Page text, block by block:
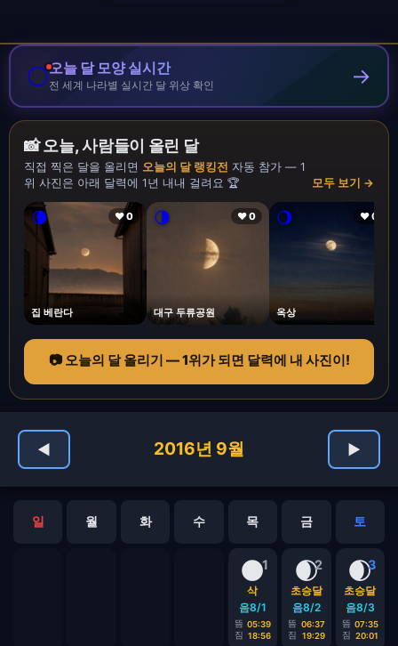
🌕오늘 달 모양 실시간
전 세계 나라별 실시간 달 위상 확인 →
📸 오늘, 사람들이 올린 달
직접 찍은 달을 올리면 오늘의 달 랭킹전 자동 참가 — 1
위 사진은 아래 달력에 1년 내내 걸려요 🏆
모두 보기 →
🌘 ❤ 0
집 베란다
🌗 ❤ 0
대구 두류공원
🌖 ❤ 0
옥상
📷 오늘의 달 올리기 — 1위가 되면 달력에 내 사진이!
◀ 2016년 9월 ▶
일 월 화 수 목 금 토
1
🌑
삭
음8/1
뜸 05:39
짐 18:56
2
🌒
초승달
음8/2
뜸 06:37
짐
19:29
3
🌒
초승달
음8/3
뜸 07:35
짐 20:01